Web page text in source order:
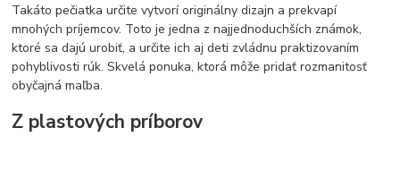
Takáto pečiatka určite vytvorí originálny dizajn a prekvapí
mnohých príjemcov. Toto je jedna z najjednoduchších známok,
ktoré sa dajú urobiť, a určite ich aj deti zvládnu praktizovaním
pohyblivosti rúk. Skvelá ponuka, ktorá môže pridať rozmanitosť
obyčajná maľba.
Z plastových príborov